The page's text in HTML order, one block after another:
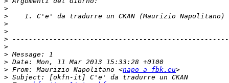
>
>
>
>
>
>
>
>
> From: Maurizio Napolitano <napo a fbk.eu
>